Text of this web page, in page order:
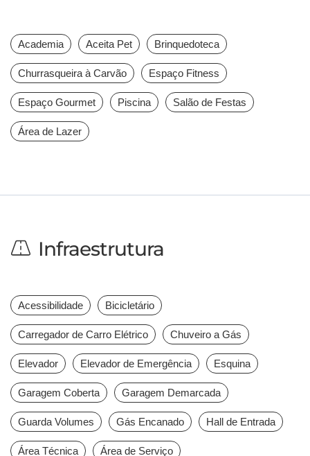
Academia Aceita Pet Brinquedoteca
Churrasqueira à Carvão Espaço Fitness
Espaço Gourmet Piscina Salão de Festas
Área de Lazer
Infraestrutura
Acessibilidade Bicicletário
Carregador de Carro Elétrico Chuveiro a Gás
Elevador Elevador de Emergência Esquina
Garagem Coberta Garagem Demarcada
Guarda Volumes Gás Encanado Hall de Entrada
Área Técnica Área de Serviço